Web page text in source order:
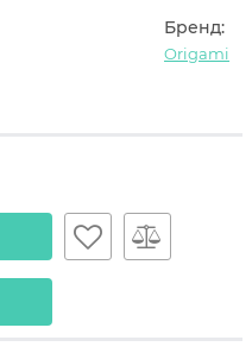
Бренд:
Origami